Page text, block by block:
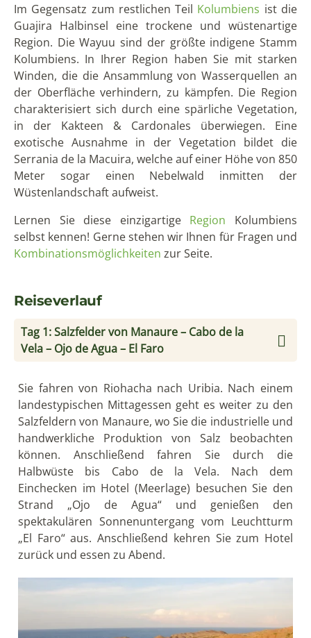
Im Gegensatz zum restlichen Teil Kolumbiens ist die
Guajira Halbinsel eine trockene und wüstenartige
Region. Die Wayuu sind der größte indigene Stamm
Kolumbiens. In Ihrer Region haben Sie mit starken
Winden, die die Ansammlung von Wasserquellen an
der Oberfläche verhindern, zu kämpfen. Die Region
charakterisiert sich durch eine spärliche Vegetation,
in der Kakteen & Cardonales überwiegen. Eine
exotische Ausnahme in der Vegetation bildet die
Serrania de la Macuira, welche auf einer Höhe von 850
Meter sogar einen Nebelwald inmitten der
Wüstenlandschaft aufweist.
Lernen Sie diese einzigartige Region Kolumbiens
selbst kennen! Gerne stehen wir Ihnen für Fragen und
Kombinationsmöglichkeiten zur Seite.
Reiseverlauf
Tag 1: Salzfelder von Manaure – Cabo de la
Vela – Ojo de Agua – El Faro
Sie fahren von Riohacha nach Uribia. Nach einem
landestypischen Mittagessen geht es weiter zu den
Salzfeldern von Manaure, wo Sie die industrielle und
handwerkliche Produktion von Salz beobachten
können. Anschließend fahren Sie durch die
Halbwüste bis Cabo de la Vela. Nach dem
Einchecken im Hotel (Meerlage) besuchen Sie den
Strand „Ojo de Agua“ und genießen den
spektakulären Sonnenuntergang vom Leuchtturm
„El Faro“ aus. Anschließend kehren Sie zum Hotel
zurück und essen zu Abend.